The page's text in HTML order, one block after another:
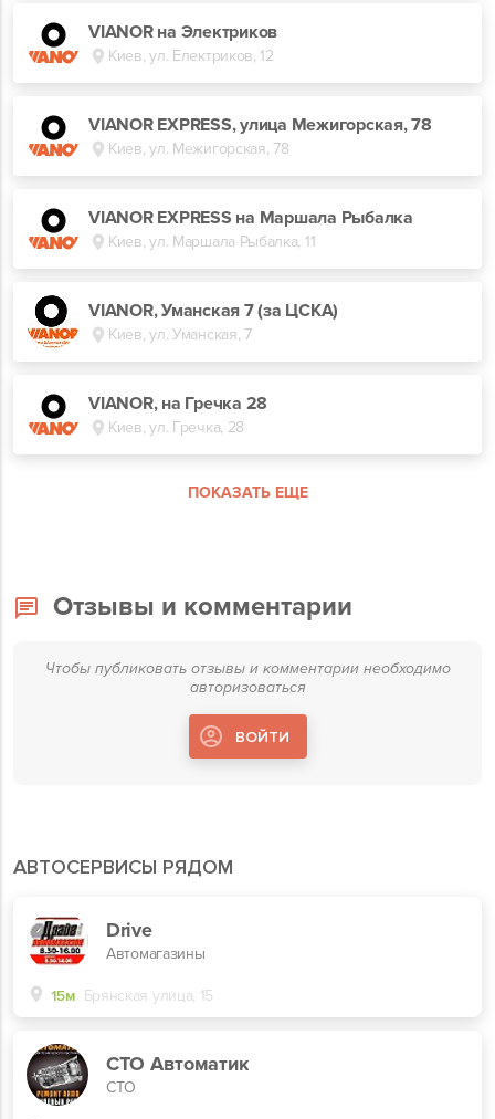
VIANOR на Электриков
Киев, ул. Електриков, 12
VIANOR EXPRESS, улица Межигорская, 78
Киев, ул. Межигорская, 78
VIANOR EXPRESS на Маршала Рыбалка
Киев, ул. Маршала Рыбалка, 11
VIANOR, Уманская 7 (за ЦСКА)
Киев, ул. Уманская, 7
VIANOR, на Гречка 28
Киев, ул. Гречка, 28
ПОКАЗАТЬ ЕЩЕ
АВТОСЕРВИСЫ РЯДОМ
Drive
Автомагазины
15м Брянская улица, 15
СТО Автоматик
СТО
Отзывы и комментарии
Чтобы публиковать отзывы и комментарии необходимо
авторизоваться
ВОЙТИ